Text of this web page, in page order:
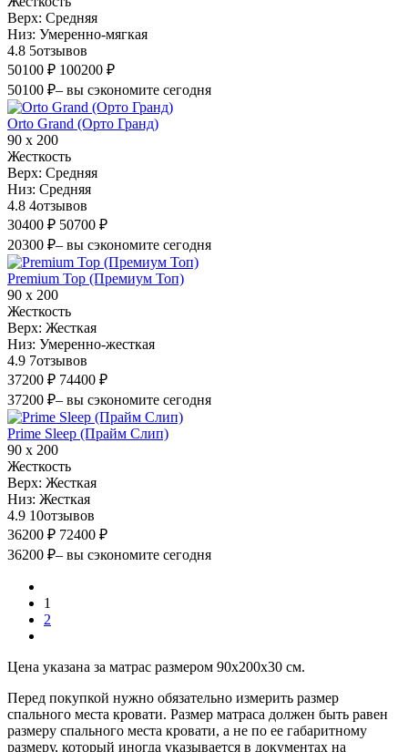
Верх: Средняя
Низ: Умеренно-мягкая
4.8 5отзывов
50100 ₽ 100200 ₽
50100 ₽– вы сэкономите сегодня
Orto Grand (Орто Гранд)
90 х 200
Жесткость
Верх: Средняя
Низ: Средняя
4.8 4отзывов
30400 ₽ 50700 ₽
20300 ₽– вы сэкономите сегодня
Premium Top (Премиум Топ)
90 х 200
Жесткость
Верх: Жесткая
Низ: Умеренно-жесткая
4.9 7отзывов
37200 ₽ 74400 ₽
37200 ₽– вы сэкономите сегодня
Prime Sleep (Прайм Слип)
90 х 200
Жесткость
Верх: Жесткая
Низ: Жесткая
4.9 10отзывов
36200 ₽ 72400 ₽
36200 ₽– вы сэкономите сегодня
1
2
Цена указана за матрас размером 90х200х30 см.
Перед покупкой нужно обязательно измерить размер
спального места кровати. Размер матраса должен быть равен
размеру спального места кровати, а не по ее габаритному
размеру, который иногда указывается в документах на